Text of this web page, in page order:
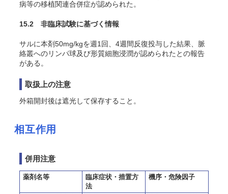
病等の移植関連合併症が認められた 。
15.2 非臨床試験に基づく情報
サルに本剤50mg/kgを週1回、4週間反復投与した結果、脈
絡叢へのリンパ球及び形質細胞浸潤が認められたとの報告
がある。
取扱上の注意
外箱開封後は遮光して保存すること。
相互作用
併用注意
薬剤名等
臨床症状・措置方
法
機序・危険因子